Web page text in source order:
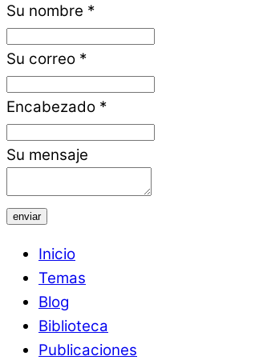
Su nombre *
Su correo *
Encabezado *
Su mensaje
enviar
Inicio
Temas
Blog
Biblioteca
Publicaciones